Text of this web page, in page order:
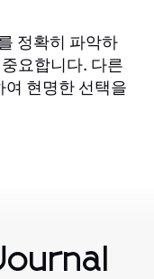
정확히 파악하
요합니다. 다른
현명한 선택을